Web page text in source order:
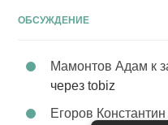
ОБСУЖДЕНИЕ
Мамонтов Адам к
через tobiz
Егоров Константин